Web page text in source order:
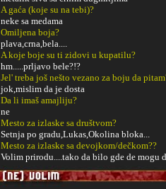
A gaća (koje su na tebi)?
neke sa medama
Omiljena boja?
plava,crna,bela....
A koje boje su ti zidovi u kupatilu?
hm.....prljavo bele?!?
Jel' treba još nešto vezano za boju da
jok,mislim da je dosta
Da li imaš amajliju?
ne
Mesto za izlaske sa društvom?
Setnja po gradu,Lukas,Okolina bloka...
Mesto za izlaske sa devojkom/dečkom??
Volim prirodu....tako da bilo gde de mogu